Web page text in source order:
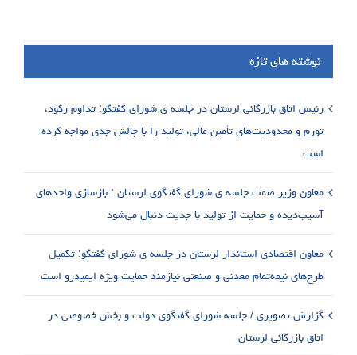
نوشته های تازه
رئیس اتاق بازرگانی لرستان در جلسه ی شورای گفتگو: تداوم رکود،
تورم و محدودیت‌های تأمین مالی، تولید را با چالش جدی مواجه کرده
است
معاون وزیر صمت جلسه ی شورای گفتگوی لرستان : بازسازی واحدهای
آسیب‌دیده و حمایت از تولید با جدیت دنبال می‌شود
معاون اقتصادی استاندار لرستان در جلسه ی شورای گفتگو: تکمیل
طرح‌های نیمه‌تمام معدنی و صنعتی نیازمند حمایت ویژه ایمیدرو است
گزارش تصویری / جلسه شورای گفتگوی دولت و بخش خصوصی در
اتاق بازرگانی لرستان